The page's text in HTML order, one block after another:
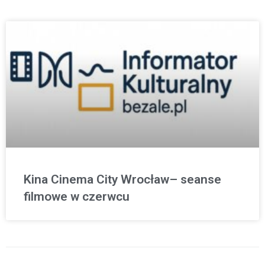
Kina Cinema City Wrocław– seanse
filmowe w czerwcu